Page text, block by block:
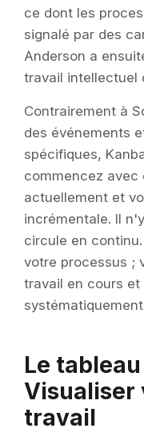
ce dont les
signalé par des
Anderson a
travail intellectuel
Contrairement à
des événements
spécifiques,
commencez avec
actuellement et
incrémentale. Il
circule en
votre processus ;
travail en cours et
Le
Visualiser
travail